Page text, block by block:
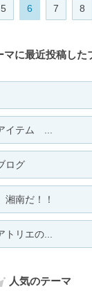
5 6 7 8
マに最近投稿した
イテム ...
ログ
南だ！！
リエの...
人気のテーマ